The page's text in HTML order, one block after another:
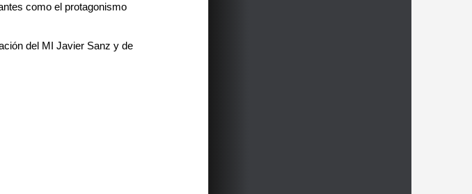
como el protagonismo
del MI Javier Sanz y de